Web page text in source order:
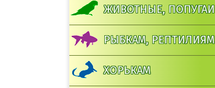
ЖИВОТНЫЕ, ПОПУГАИ
РЫБКАМ, РЕПТИЛИЯМ
ХОРЬКАМ